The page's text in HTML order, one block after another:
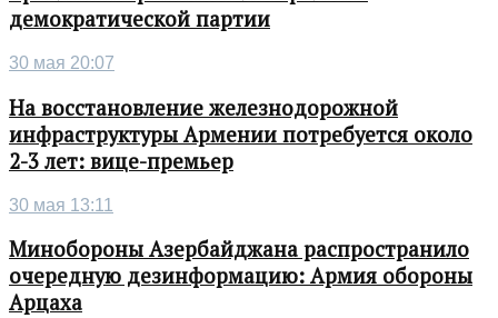
демократической партии
30 мая 20:07
На восстановление железнодорожной
инфраструктуры Армении потребуется около
2-3 лет: вице-премьер
30 мая 13:11
Минобороны Азербайджана распространило
очередную дезинформацию: Армия обороны
Арцаха